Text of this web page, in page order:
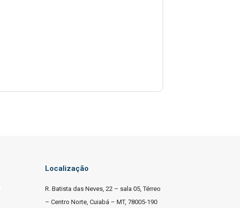
Localização
R. Batista das Neves, 22 – sala 05, Térreo
– Centro Norte, Cuiabá – MT, 78005-190